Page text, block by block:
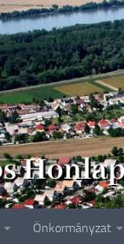
Önkormányzat